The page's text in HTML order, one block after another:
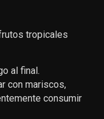
tropicales
al final.
con mariscos,
consumir